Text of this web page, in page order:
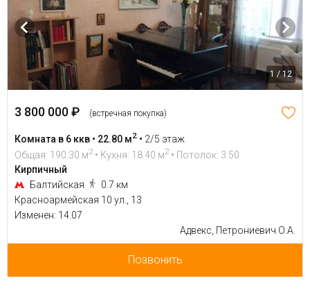
1 / 12
3 800 000 ₽ (встречная покупка)
Комната в 6 ккв • 22.80 м2 • 2/5 этаж
Общая: 190.30 м2 • Кухня: 18.40 м2 • Потолок: 3.50
Кирпичный
Балтийская
0.7 км
Красноармейская 10 ул., 13
Изменен: 14.07
Адвекс, Петрониевич О.А.
Позвонить